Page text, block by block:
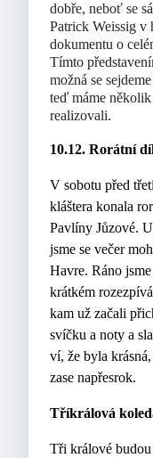
dobře, neboť se
Patrick Weissig v
dokumentu o
Tímto
možná se
teď máme
realizovali.
10.12. Rorátní
V sobotu před
kláštera konala
Pavlíny Jůzové.
jsme se večer
Havre. Ráno
krátkém
kam už začali
svíčku a noty a
ví, že byla
zase napřesrok.
Tříkrálová
Tři králové